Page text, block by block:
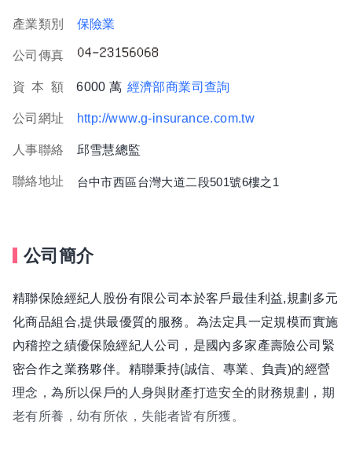
產業類別 保險業
公司傳真
資 本 額 6000 萬 經濟部商業司查詢
公司網址 http://www.g-insurance.com.tw
人事聯絡 邱雪慧總監
聯絡地址 台中市西區台灣大道二段501號6樓之1
公司簡介
精聯保險經紀人股份有限公司本於客戶最佳利益,規劃多元
化商品組合,提供最優質的服務。為法定具一定規模而實施
內稽控之績優保險經紀人公司，是國內多家產壽險公司緊
密合作之業務夥伴。精聯秉持(誠信、專業、負責)的經營
理念，為所以保戶的人身與財產打造安全的財務規劃，期
老有所養，幼有所依，失能者皆有所獲。